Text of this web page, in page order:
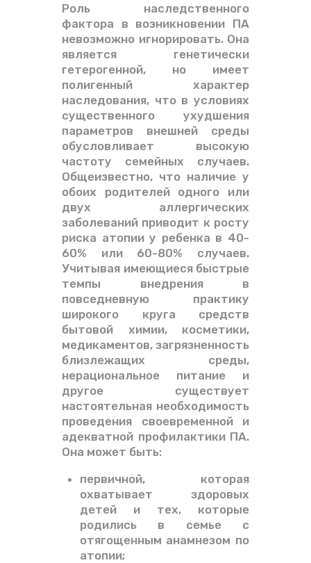
Роль наследственного
фактора в возникновении ПА
невозможно игнорировать. Она
является генетически
гетерогенной, но имеет
полигенный характер
наследования, что в условиях
существенного ухудшения
параметров внешней среды
обусловливает высокую
частоту семейных случаев.
Общеизвестно, что наличие у
обоих родителей одного или
двух аллергических
заболеваний приводит к росту
риска атопии у ребенка в 40-
60% или 60-80% случаев.
Учитывая имеющиеся быстрые
темпы внедрения в
повседневную практику
широкого круга средств
бытовой химии, косметики,
медикаментов, загрязненность
близлежащих среды,
нерациональное питание и
другое существует
настоятельная необходимость
проведения своевременной и
адекватной профилактики ПА.
Она может быть:
первичной, которая
охватывает здоровых
детей и тех, которые
родились в семье с
отягощенным анамнезом по
атопии;